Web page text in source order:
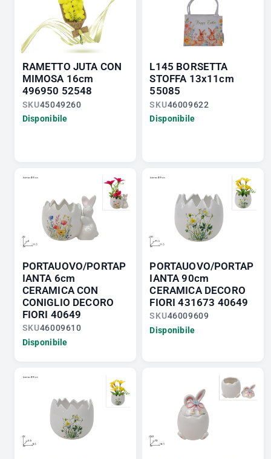
RAMETTO JUTA CON
MIMOSA 16cm
496950 52548
SKU45049260
Disponibile
L145 BORSETTA
STOFFA 13x11cm
55085
SKU46009622
Disponibile
PORTAUOVO/PORTAP
IANTA 6cm
CERAMICA CON
CONIGLIO DECORO
FIORI 40649
SKU46009610
Disponibile
PORTAUOVO/PORTAP
IANTA 90cm
CERAMICA DECORO
FIORI 431673 40649
SKU46009609
Disponibile